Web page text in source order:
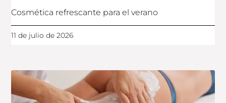
Cosmética refrescante para el verano
11 de julio de 2026